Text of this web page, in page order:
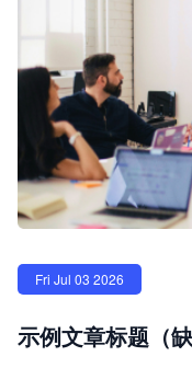
Fri Jul 03 2026
示例文章标题（缺